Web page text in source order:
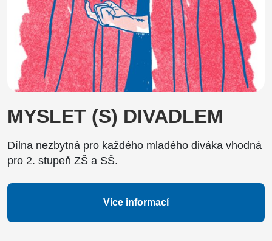
MYSLET (S) DIVADLEM
Dílna nezbytná pro každého mladého diváka vhodná
pro 2. stupeň ZŠ a SŠ.
Více informací